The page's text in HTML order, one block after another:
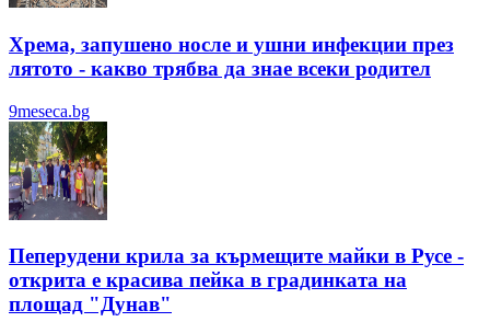
Хрема, запушено носле и ушни инфекции през
лятотo - какво трябва да знае всеки родител
9meseca.bg
Пеперудени крила за кърмещите майки в Русе -
открита е красива пейка в градинката на
площад "Дунав"